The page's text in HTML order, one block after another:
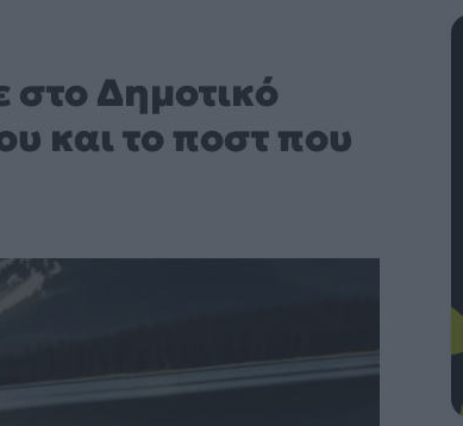
στο Δημοτικό
και το ποστ που